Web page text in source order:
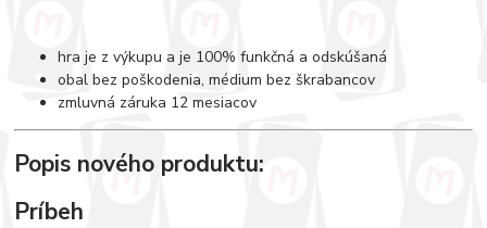
hra je z výkupu a je 100% funkčná a odskúšaná
obal bez poškodenia, médium bez škrabancov
zmluvná záruka 12 mesiacov
Popis nového produktu:
Príbeh